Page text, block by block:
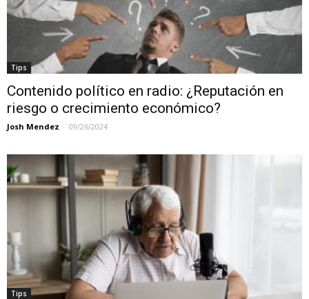
Tips
Contenido político en radio: ¿Reputación en
riesgo o crecimiento económico?
Josh Mendez - 09/26/2024
Tips